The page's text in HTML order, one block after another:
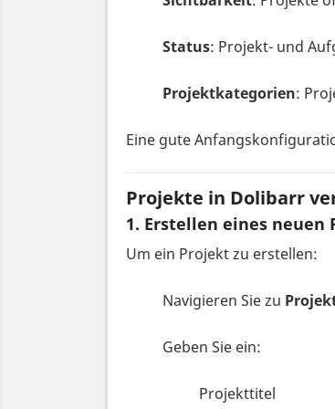
Status: Projekt- und
Projektkategorien:
Eine gute
Projekte in Dolibarr
1. Erstellen eines neuen
Um ein Projekt zu erstellen:
Navigieren Sie zu
Geben Sie ein:
Projekttitel